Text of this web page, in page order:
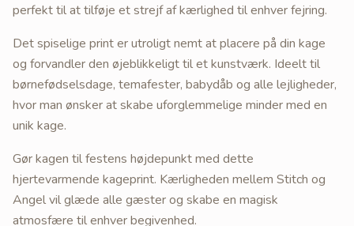
perfekt til at tilføje et strejf af kærlighed til enhver fejring.
Det spiselige print er utroligt nemt at placere på din kage
og forvandler den øjeblikkeligt til et kunstværk. Ideelt til
børnefødselsdage, temafester, babydåb og alle lejligheder,
hvor man ønsker at skabe uforglemmelige minder med en
unik kage.
Gør kagen til festens højdepunkt med dette
hjertevarmende kageprint. Kærligheden mellem Stitch og
Angel vil glæde alle gæster og skabe en magisk
atmosfære til enhver begivenhed.